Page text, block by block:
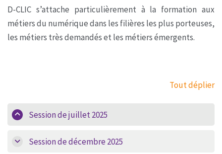
D-CLIC s’attache particulièrement à la formation aux
métiers du numérique dans les filières les plus porteuses,
les métiers très demandés et les métiers émergents.
Tout déplier
Session de juillet 2025
Session de décembre 2025